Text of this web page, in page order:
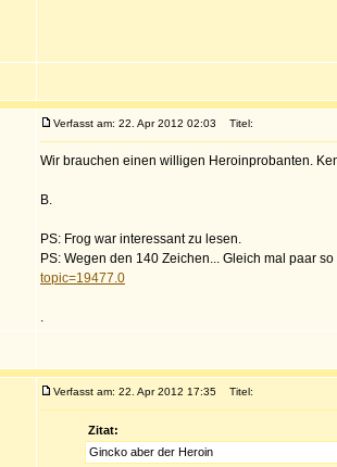
Verfasst am: 22. Apr 2012 02:03 Titel:
Wir brauchen einen willigen Heroinprobanten.
B.
PS: Frog war interessant zu lesen.
PS: Wegen den 140 Zeichen... Gleich mal paar
topic=19477.0
.
Verfasst am: 22. Apr 2012 17:35 Titel:
Zitat:
Gincko aber der Heroin